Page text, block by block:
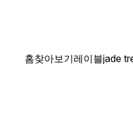
홈찾아보기레이블jade